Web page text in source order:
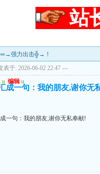
站
强力出击╬→！
表于: 2026-06-02 22:47 ---
u 编辑 u
成一句：我的朋友,谢你无
一句：我的朋友,谢你无私奉献!